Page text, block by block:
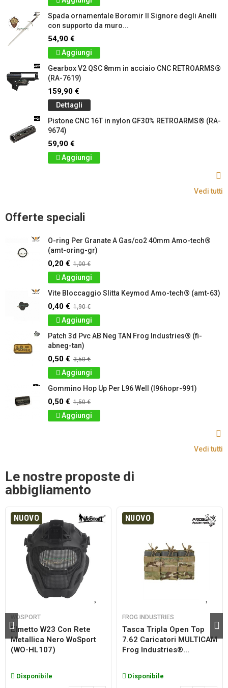
Spada ornamentale Boromir Il Signore degli Anelli
con supporto da muro...
54,90 €
Aggiungi
Gearbox V2 QSC 8mm in acciaio CNC RETROARMS®
(RA-7619)
159,90 €
Dettagli
Pistone CNC 16T in nylon GF30% RETROARMS® (RA-
9674)
59,90 €
Aggiungi
Vedi tutti
Offerte speciali
O-ring Per Granate A Gas/co2 40mm Amo-tech®
(amt-oring-gr)
0,20 € 1,00 €
Aggiungi
Vite Bloccaggio Slitta Keymod Amo-tech® (amt-63)
0,40 € 1,90 €
Aggiungi
Patch 3d Pvc AB Neg TAN Frog Industries® (fi-
abneg-tan)
0,50 € 3,50 €
Aggiungi
Gommino Hop Up Per L96 Well (l96hopr-991)
0,50 € 1,50 €
Aggiungi
Vedi tutti
Le nostre proposte di
abbigliamento
NUOVO
WOSPORT
Elmetto W23 Con Rete
Metallica Nero WoSport
(WO-HL107)
Disponibile
NUOVO
FROG INDUSTRIES
Tasca Tripla Open Top
7.62 Caricatori MULTICAM
Frog Industries®...
Disponibile